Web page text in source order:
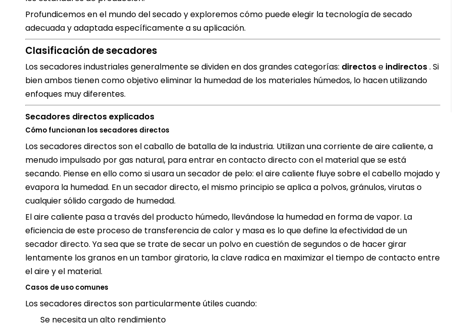
Profundicemos en el mundo del secado y exploremos cómo puede elegir la tecnología de secado
adecuada y adaptada específicamente a su aplicación.
Clasificación de secadores
Los secadores industriales generalmente se dividen en dos grandes categorías: directose indirectos. Si
bien ambos tienen como objetivo eliminar la humedad de los materiales húmedos, lo hacen utilizando
enfoques muy diferentes.
Secadores directos explicados
Cómo funcionan los secadores directos
Los secadores directos son el caballo de batalla de la industria. Utilizan una corriente de aire caliente, a
menudo impulsado por gas natural, para entrar en contacto directo con el material que se está
secando. Piense en ello como si usara un secador de pelo: el aire caliente fluye sobre el cabello mojado y
evapora la humedad. En un secador directo, el mismo principio se aplica a polvos, gránulos, virutas o
cualquier sólido cargado de humedad.
El aire caliente pasa a través del producto húmedo, llevándose la humedad en forma de vapor. La
eficiencia de este proceso de transferencia de calor y masa es lo que define la efectividad de un
secador directo. Ya sea que se trate de secar un polvo en cuestión de segundos o de hacer girar
lentamente los granos en un tambor giratorio, la clave radica en maximizar el tiempo de contacto entre
el aire y el material.
Casos de uso comunes
Los secadores directos son particularmente útiles cuando:
Se necesita un alto rendimiento